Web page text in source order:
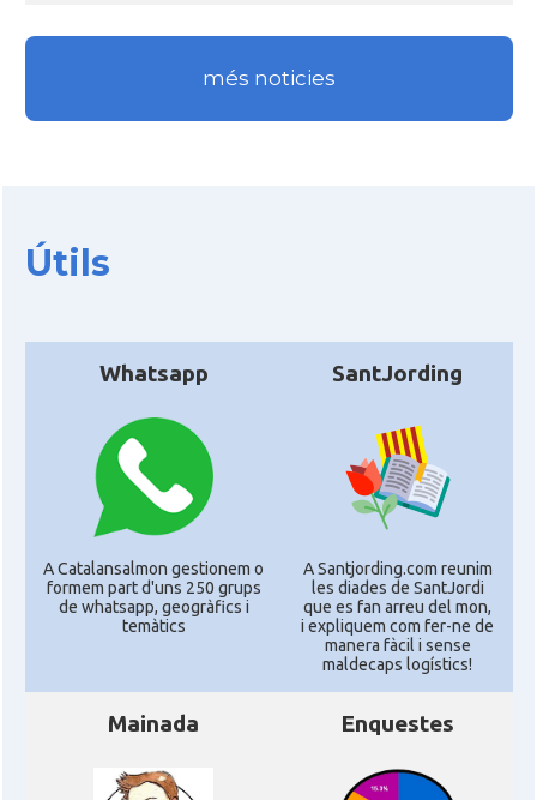
més noticies
Útils
Whatsapp
A Catalansalmon gestionem o
formem part d'uns 250 grups
de whatsapp, geogràfics i
temàtics
SantJording
A Santjording.com reunim
les diades de SantJordi
que es fan arreu del mon,
i expliquem com fer-ne de
manera fàcil i sense
maldecaps logí­stics!
Mainada Enquestes